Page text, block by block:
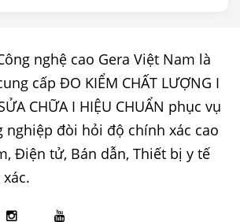
nghệ cao Gera Việt Nam là
cấp ĐO KIỂM CHẤT LƯỢNG I
CHỮA I HIỆU CHUẨN phục vụ
nghiệp đòi hỏi độ chính xác cao
Điện tử, Bán dẫn, Thiết bị y tế